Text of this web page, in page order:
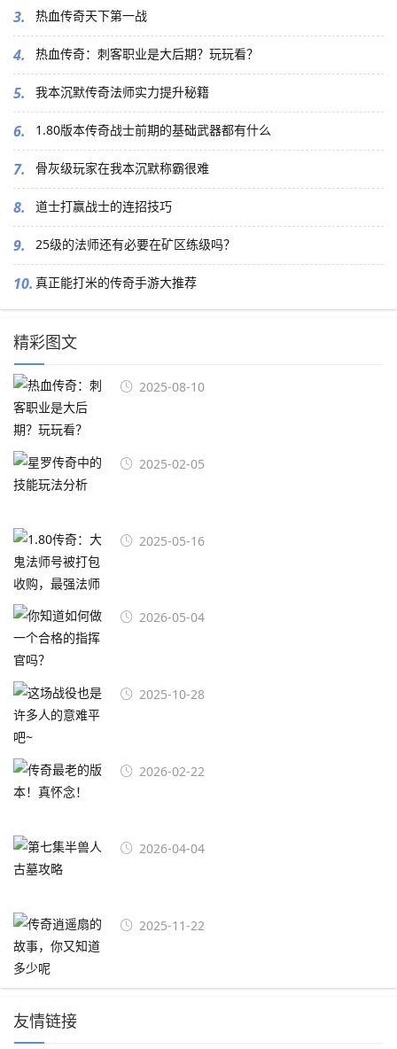
3. 热血传奇天下第一战
4. 热血传奇：刺客职业是大后期？玩玩看？
5. 我本沉默传奇法师实力提升秘籍
6. 1.80版本传奇战士前期的基础武器都有什么
7. 骨灰级玩家在我本沉默称霸很难
8. 道士打赢战士的连招技巧
9. 25级的法师还有必要在矿区练级吗？
10. 真正能打米的传奇手游大推荐
精彩图文
2025-08-10
2025-02-05
2025-05-16
2026-05-04
2025-10-28
2026-02-22
2026-04-04
2025-11-22
友情链接